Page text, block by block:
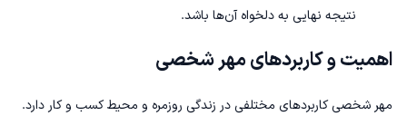
نتیجه نهایی به دلخواه آن‌ها باشد.
اهمیت و کاربردهای مهر شخصی
مهر شخصی کاربردهای مختلفی در زندگی روزمره و محیط کسب و کار دارد.